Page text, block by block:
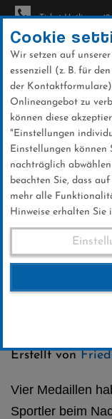
Direkt
zum
Inhalt
Ticket-Hotline:
News
Acht
Medaillen
Erstellt von
Vier Medaillen
Sportler beim
Cookie
Wir setzen auf
essenziell (z. B. für
der
Onlineangebot zu
können diese
"Einstellungen
Einstellungen können
nachträglich
beachten Sie, dass
mehr alle
Hinweise erhalten Sie